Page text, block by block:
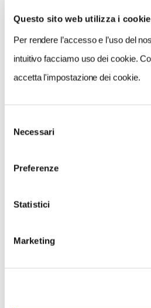
Questo sito web utilizza i cookie
Per rendere l’accesso e l’uso del
intuitivo facciamo uso dei cookie.
accetta l'impostazione dei cookie.
delNecessari
Preferenze
Statistici
Marketing
Nessun